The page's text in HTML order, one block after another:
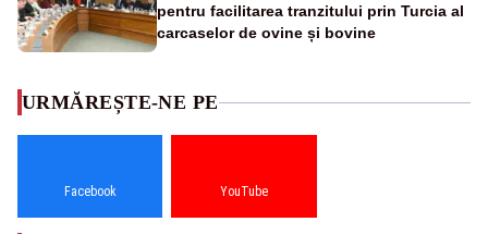
pentru facilitarea tranzitului prin Turcia al
carcaselor de ovine și bovine
URMĂREȘTE-NE PE
Facebook YouTube